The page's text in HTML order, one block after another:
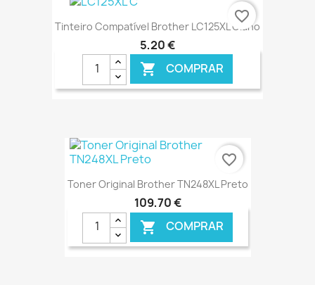
Tinteiro Compatível Brother LC125XL Ciano
5,20 €
 COMPRAR
€ ONLINE
favorite_border
Toner Original Brother TN248XL Preto
109,70 €
 COMPRAR
favorite_border